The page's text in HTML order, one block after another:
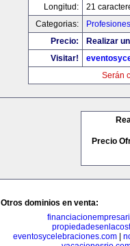
Longitud:
21
Categorias:
Precio:
Realizar
Visitar!
Serán
Precio
Otros dominios en venta:
eventosycelebraciones.com|